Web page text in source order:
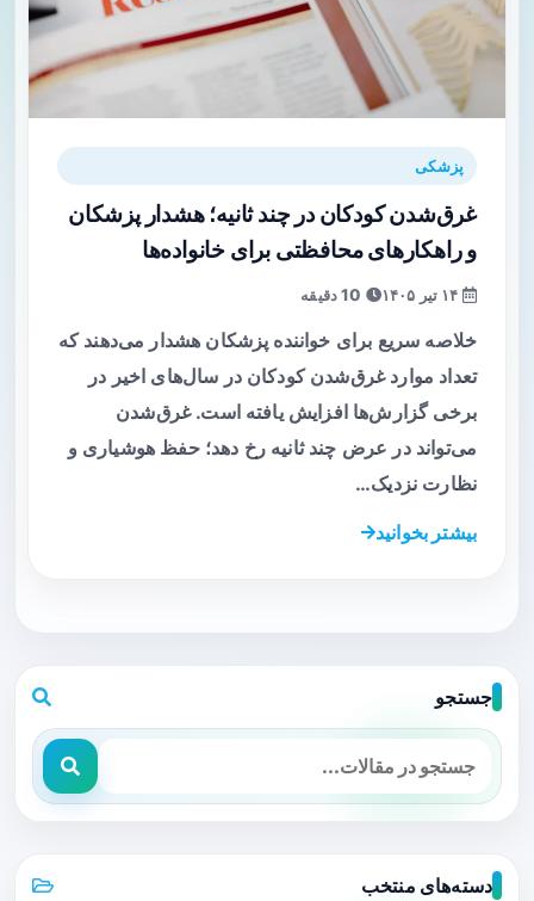
پزشکی
غرق‌شدن کودکان در چند ثانیه؛ هشدار پزشکان
و راهکارهای محافظتی برای خانواده‌ها
خلاصه سریع برای خواننده پزشکان هشدار می‌دهند که
تعداد موارد غرق‌شدن کودکان در سال‌های اخیر در
برخی گزارش‌ها افزایش یافته است. غرق‌‌شدن
می‌تواند در عرض چند ثانیه رخ دهد؛ حفظ هوشیاری و
نظارت نزدیک…
بیشتر بخوانید
جستجو
دسته‌های منتخب